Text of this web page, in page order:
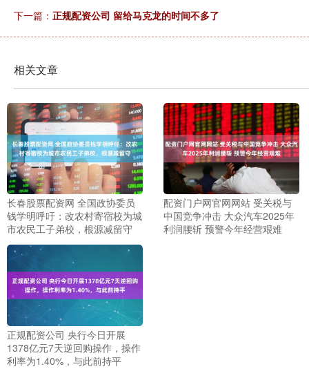
下一篇： 正规配资公司 留给马克龙的时间不多了
相关文章
长春股票配资网 全国政协委员
钱学明呼吁：改农村寄宿校为城
市农民工子弟校，根源减留守
配资门户网官网网站 受关税与
中国竞争冲击 大众汽车2025年
利润腰斩 预警今年经营艰难
正规配资公司 央行今日开展
1378亿元7天逆回购操作，操作
利率为1.40%，与此前持平